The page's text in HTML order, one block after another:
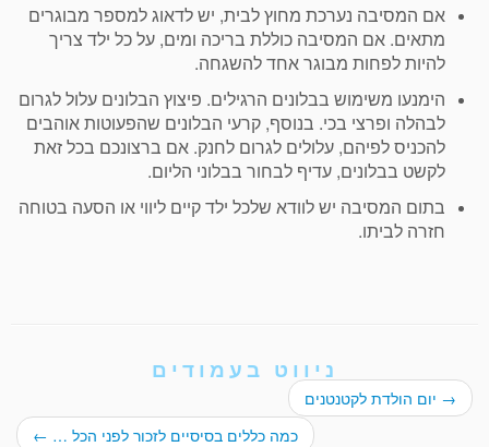
אם המסיבה נערכת מחוץ לבית, יש לדאוג למספר מבוגרים
מתאים. אם המסיבה כוללת בריכה ומים, על כל ילד צריך
להיות לפחות מבוגר אחד להשגחה.
הימנעו משימוש בבלונים הרגילים. פיצוץ הבלונים עלול לגרום
לבהלה ופרצי בכי. בנוסף, קרעי הבלונים שהפעוטות אוהבים
להכניס לפיהם, עלולים לגרום לחנק. אם ברצונכם בכל זאת
לקשט בבלונים, עדיף לבחור בבלוני הליום.
בתום המסיבה יש לוודא שלכל ילד קיים ליווי או הסעה בטוחה
חזרה לביתו.
ניווט בעמודים
→ יום הולדת לקטנטנים
כמה כללים בסיסיים לזכור לפני הכל … ←